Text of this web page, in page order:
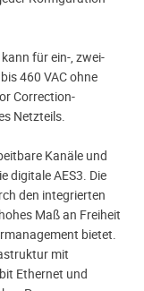
für ein-, zwei-
460 VAC ohne
Correction-
Netzteils.
Kanäle und
digitale AES3. Die
den integrierten
Maß an Freiheit
bietet.
mit
Ethernet und